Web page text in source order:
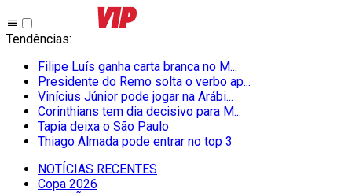
Tendências:
Filipe Luís ganha carta branca no M...
Presidente do Remo solta o verbo ap...
Vinícius Júnior pode jogar na Arábi...
Corinthians tem dia decisivo para M...
Tapia deixa o São Paulo
Thiago Almada pode entrar no top 3
NOTÍCIAS RECENTES
Copa 2026